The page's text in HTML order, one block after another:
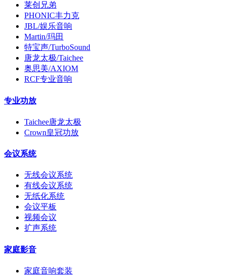
莱创兄弟
PHONIC丰力克
JBL/娱乐音响
Martin/玛田
特宝声/TurboSound
唐龙太极/Taichee
奥思美/AXIOM
RCF专业音响
专业功放
Taichee唐龙太极
Crown皇冠功放
会议系统
无线会议系统
有线会议系统
无纸化系统
会议平板
视频会议
扩声系统
家庭影音
家庭音响套装